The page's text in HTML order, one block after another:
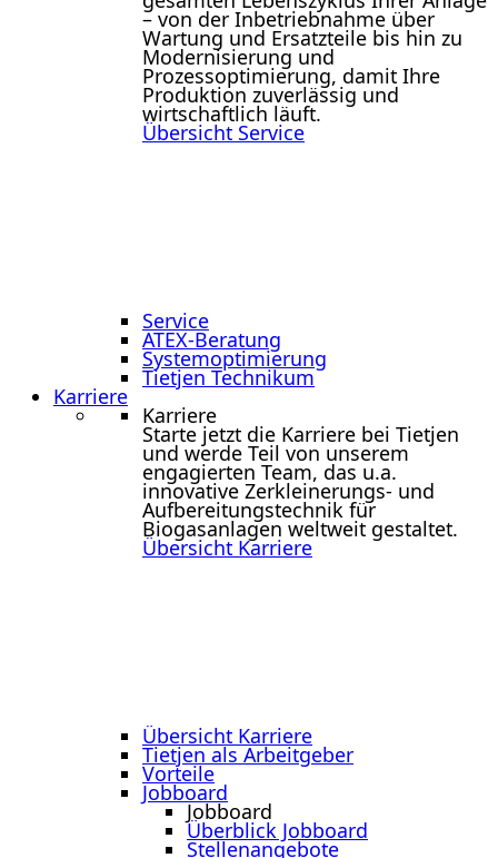
– von der Inbetriebnahme über
Wartung und Ersatzteile bis hin zu
Modernisierung und
Prozessoptimierung, damit Ihre
Produktion zuverlässig und
wirtschaftlich läuft.
Übersicht Service
Service
ATEX-Beratung
Systemoptimierung
Tietjen Technikum
Karriere
Karriere
Starte jetzt die Karriere bei Tietjen
und werde Teil von unserem
engagierten Team, das u.a.
innovative Zerkleinerungs- und
Aufbereitungstechnik für
Biogasanlagen weltweit gestaltet.
Übersicht Karriere
Übersicht Karriere
Tietjen als Arbeitgeber
Vorteile
Jobboard
Jobboard
Überblick Jobboard
Stellenangebote